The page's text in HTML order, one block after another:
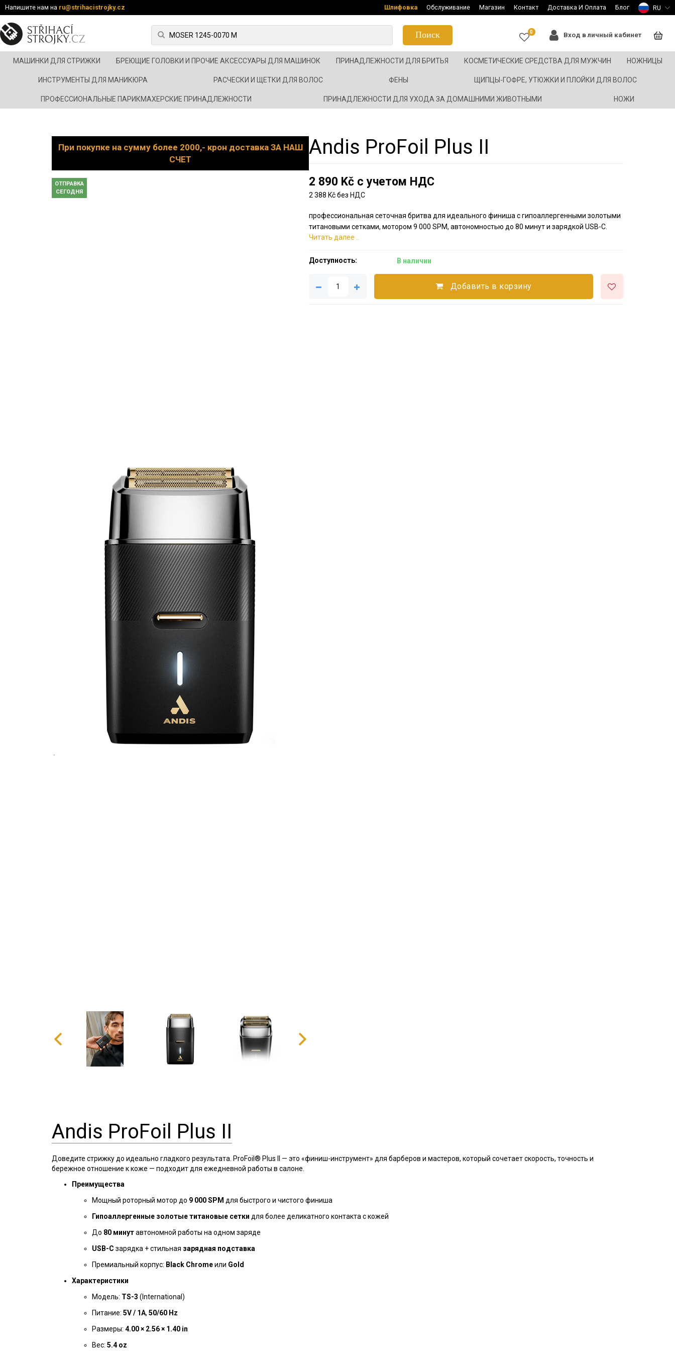
Напишите нам на ru@strihacistrojky.cz Шлифовка Обслуживание Магазин Контакт Доставка И Оплата Блог RU
Поиск 0 Вход в личный кабинет
МАШИНКИ ДЛЯ СТРИЖКИ БРЕЮЩИЕ ГОЛОВКИ И ПРОЧИЕ АКСЕССУАРЫ ДЛЯ МАШИНОК ПРИНАДЛЕЖНОСТИ ДЛЯ БРИТЬЯ КОСМЕТИЧЕСКИЕ СРЕДСТВА ДЛЯ МУЖЧИН НОЖНИЦЫ
ИНСТРУМЕНТЫ ДЛЯ МАНИКЮРА РАСЧЕСКИ И ЩЕТКИ ДЛЯ ВОЛОС ФЕНЫ ЩИПЦЫ-ГОФРЕ, УТЮЖКИ И ПЛОЙКИ ДЛЯ ВОЛОС
ПРОФЕССИОНАЛЬНЫЕ ПАРИКМАХЕРСКИЕ ПРИНАДЛЕЖНОСТИ ПРИНАДЛЕЖНОСТИ ДЛЯ УХОДА ЗА ДОМАШНИМИ ЖИВОТНЫМИ НОЖИ
При покупке на сумму более 2000,- крон доставка ЗА НАШ
СЧЕТ
ОТПРАВКА
СЕГОДНЯ
Andis ProFoil Plus II
2 890 Kč с учетом НДС
2 388 Kč без НДС
профессиональная сеточная бритва для идеального финиша с гипоаллергенными золотыми
титановыми сетками, мотором 9 000 SPM, автономностью до 80 минут и зарядкой USB-C.
Читать далее ..
Доступность: В наличии
Добавить в корзину
Andis ProFoil Plus II
Доведите стрижку до идеально гладкого результата. ProFoil® Plus II — это «финиш-инструмент» для барберов и мастеров, который сочетает скорость, точность и
бережное отношение к коже — подходит для ежедневной работы в салоне.
Преимущества
Мощный роторный мотор до 9 000 SPM для быстрого и чистого финиша
Гипоаллергенные золотые титановые сетки для более деликатного контакта с кожей
До 80 минутавтономной работы на одном заряде
USB-C зарядка + стильная зарядная подставка
Премиальный корпус: Black Chromeили Gold
Характеристики
Модель: TS-3 (International)
Питание:5V / 1A,50/60 Hz
Размеры:4.00 × 2.56 × 1.40 in
Вес:5.4 oz